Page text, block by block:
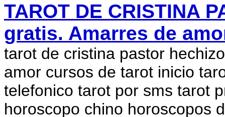
TAROT DE CRISTINA
gratis. Amarres de
tarot de cristina pastor
amor cursos de tarot inicio
telefonico tarot por sms tarot
horoscopo chino horoscopos